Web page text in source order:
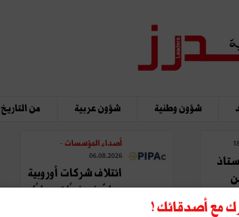
شؤون وطنية شؤون عربية من التاريخ
أصداء المؤسسات -
06.08.2026
ائتلاف شركات أوروبية
يطوّر نموذجًا تحويليًا
مع أصدقائك !